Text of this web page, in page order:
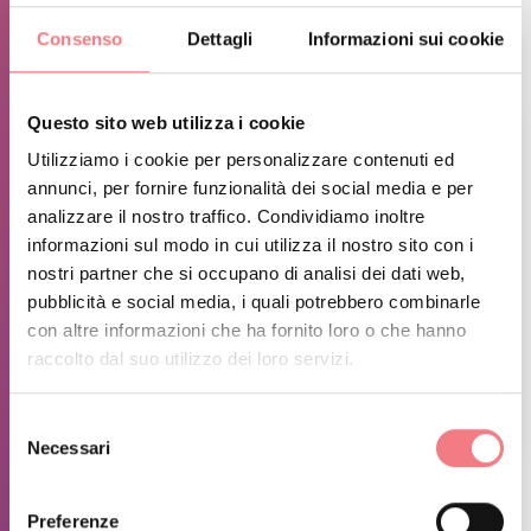
Consenso Dettagli Informazioni sui cookie
Questo sito web utilizza i cookie
Utilizziamo i cookie per personalizzare contenuti ed
annunci, per fornire funzionalità dei social media e per
analizzare il nostro traffico. Condividiamo inoltre
informazioni sul modo in cui utilizza il nostro sito con i
nostri partner che si occupano di analisi dei dati web,
pubblicità e social media, i quali potrebbero combinarle
con altre informazioni che ha fornito loro o che hanno
raccolto dal suo utilizzo dei loro servizi.
delNecessari
Preferenze
breve salita al Col dei Baldi per il rientro con l’impianto
a fune.